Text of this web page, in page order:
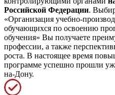
Российской Федерации.
«Организация учебно-
обучающихся по освоению
обучения» Вы получаете
профессии, а также
роста. В настоящее время
программе успешно прошли
на-Дону.